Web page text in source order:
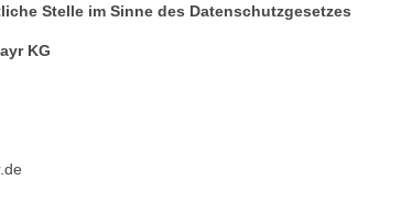
Stelle im Sinne des Datenschutzgesetzes
KG